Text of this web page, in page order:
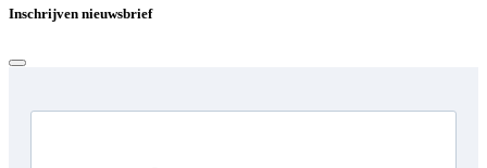
Inschrijven nieuwsbrief